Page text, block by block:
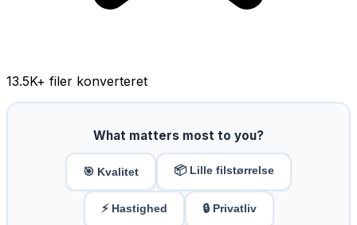
13.5K+ filer konverteret
What matters most to you?
🎯 Kvalitet 📦 Lille filstørrelse
⚡ Hastighed 🔒 Privatliv